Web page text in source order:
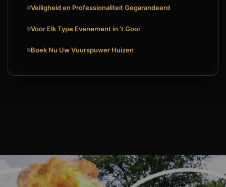
Veiligheid en Professionaliteit Gegarandeerd
Voor Elk Type Evenement in ’t Gooi
Boek Nu Uw Vuurspuwer Huizen